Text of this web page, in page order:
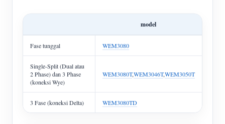
model
Fase tunggal WEM3080
Single-Split (Dual atau
2 Phase) dan 3 Phase
(koneksi Wye)
WEM3080T,WEM3046T,WEM3050T
3 Fase (koneksi Delta) WEM3080TD